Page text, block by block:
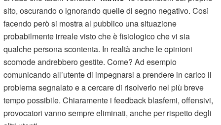
sito, oscurando o ignorando quelle di segno negativo. Così
facendo però si mostra al pubblico una situazione
probabilmente irreale visto che è fisiologico che vi sia
qualche persona scontenta. In realtà anche le opinioni
scomode andrebbero gestite. Come? Ad esempio
comunicando all’utente di impegnarsi a prendere in carico il
problema segnalato e a cercare di risolverlo nel più breve
tempo possibile. Chiaramente i feedback blasfemi, offensivi,
provocatori vanno sempre eliminati, anche per rispetto degli